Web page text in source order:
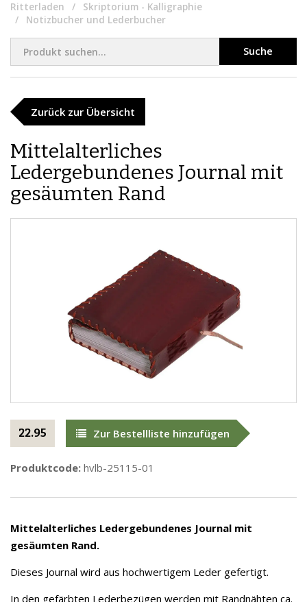
Ritterladen
Skriptorium - Kalligraphie
Notizbucher und Lederbucher
Suche
Zurück zur Übersicht
Mittelalterliches
Ledergebundenes Journal mit
gesäumten Rand
22.95 Zur Bestellliste hinzufügen
Produktcode: hvlb-25115-01
Mittelalterliches Ledergebundenes Journal mit
gesäumten Rand.
Dieses Journal wird aus hochwertigem Leder gefertigt.
In den gefärbten Lederbezügen werden mit Randnähten ca.